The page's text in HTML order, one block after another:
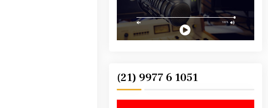
(21) 9977 6 1051